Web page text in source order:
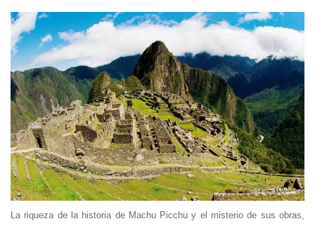
La riqueza de la historia de Machu Picchu y el misterio de sus obras,